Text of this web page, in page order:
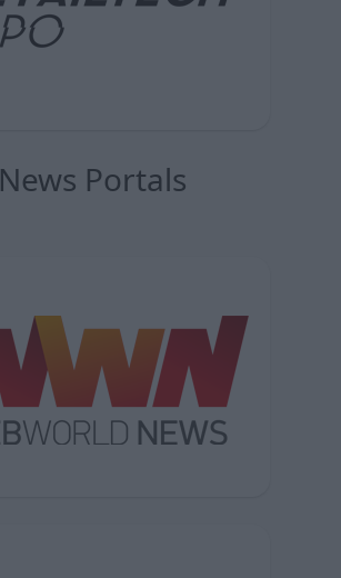
News Portals